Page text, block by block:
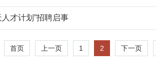
才计划”招聘启事
首页 上一页 1 2 下一页